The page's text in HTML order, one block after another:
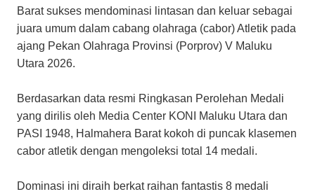
Barat sukses mendominasi lintasan dan keluar sebagai
juara umum dalam cabang olahraga (cabor) Atletik pada
ajang Pekan Olahraga Provinsi (Porprov) V Maluku
Utara 2026.
​Berdasarkan data resmi Ringkasan Perolehan Medali
yang dirilis oleh Media Center KONI Maluku Utara dan
PASI 1948, Halmahera Barat kokoh di puncak klasemen
cabor atletik dengan mengoleksi total 14 medali.
Dominasi ini diraih berkat raihan fantastis 8 medali